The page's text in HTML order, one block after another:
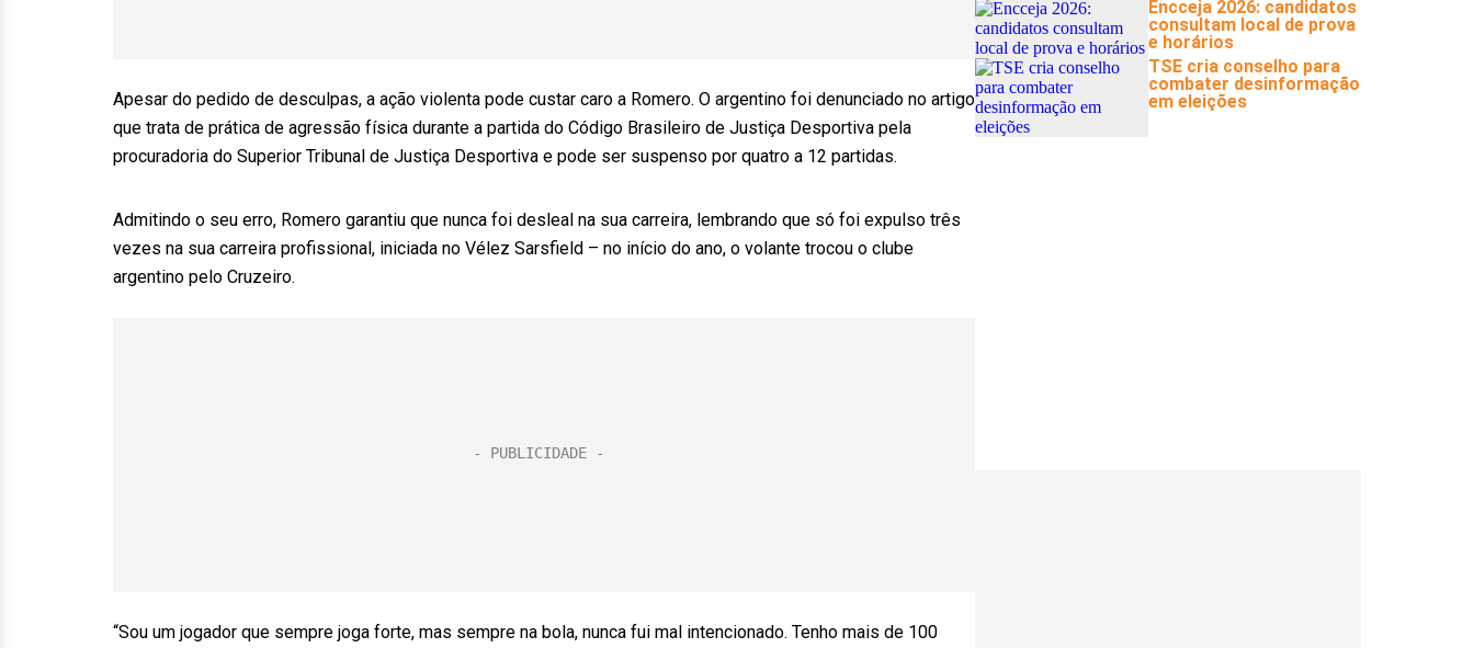
Apesar do pedido de desculpas, a ação violenta pode custar caro a Romero. O argentino foi denunciado no artigo
que trata de prática de agressão física durante a partida do Código Brasileiro de Justiça Desportiva pela
procuradoria do Superior Tribunal de Justiça Desportiva e pode ser suspenso por quatro a 12 partidas.
Admitindo o seu erro, Romero garantiu que nunca foi desleal na sua carreira, lembrando que só foi expulso três
vezes na sua carreira profissional, iniciada no Vélez Sarsfield – no início do ano, o volante trocou o clube
argentino pelo Cruzeiro.
“Sou um jogador que sempre joga forte, mas sempre na bola, nunca fui mal intencionado. Tenho mais de 100